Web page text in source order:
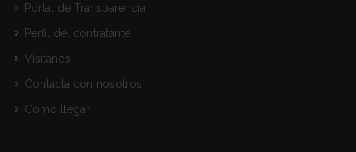
Portal de Transparencia
Perfil del contratante
Visitanos
Contacta con nosotros
Como llegar